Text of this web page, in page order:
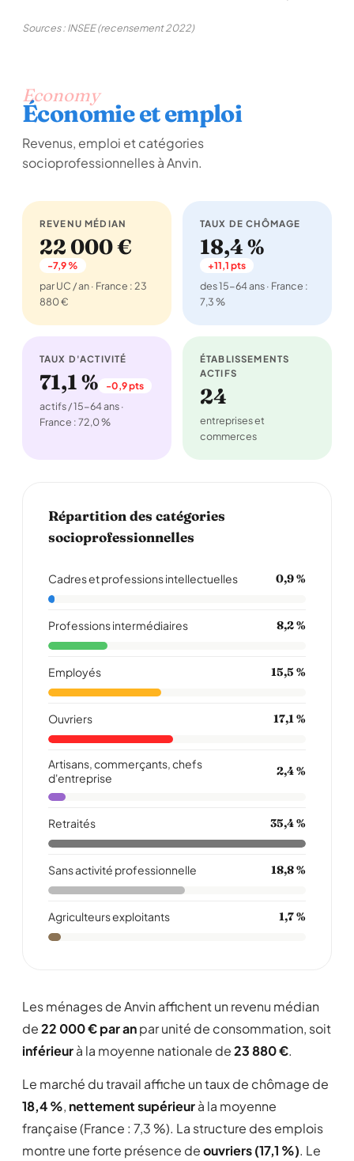
Sources : INSEE (recensement 2022)
Economy
Économie et emploi
Revenus, emploi et catégories
socioprofessionnelles à Anvin.
REVENU MÉDIAN
22 000 €
-7,9 %
par UC / an · France : 23
880 €
TAUX DE CHÔMAGE
18,4 %
+11,1 pts
des 15-64 ans · France :
7,3 %
TAUX D'ACTIVITÉ
71,1 % -0,9 pts
actifs / 15-64 ans ·
France : 72,0 %
ÉTABLISSEMENTS
ACTIFS
24
entreprises et
commerces
Répartition des catégories
socioprofessionnelles
Cadres et professions intellectuelles 0,9 %
Professions intermédiaires 8,2 %
Employés 15,5 %
Ouvriers 17,1 %
Artisans, commerçants, chefs
d'entreprise
2,4 %
Retraités 35,4 %
Sans activité professionnelle 18,8 %
Agriculteurs exploitants 1,7 %
Les ménages de Anvin affichent un revenu médian
de22 000 € par anpar unité de consommation, soit
inférieurà la moyenne nationale de23 880 €.
Le marché du travail affiche un taux de chômage de
18,4 %, nettement supérieurà la moyenne
française (France : 7,3 %). La structure des emplois
montre une forte présence deouvriers (17,1 %). Le